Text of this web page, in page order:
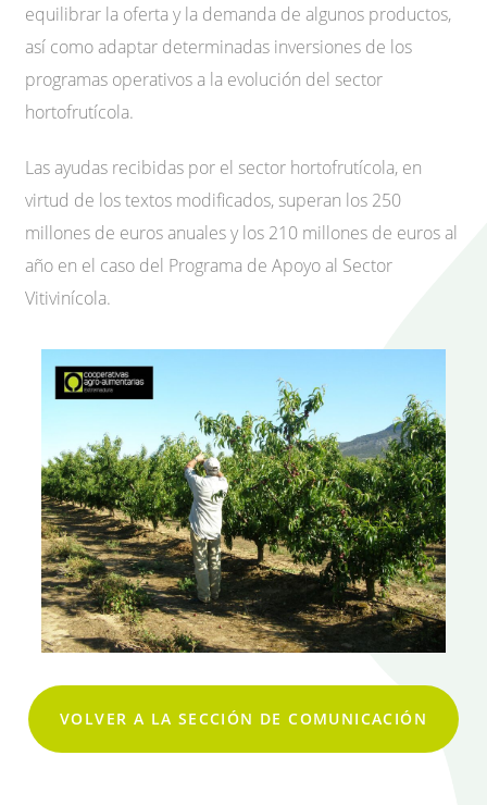
equilibrar la oferta y la demanda de algunos productos,
así como adaptar determinadas inversiones de los
programas operativos a la evolución del sector
hortofrutícola.
Las ayudas recibidas por el sector hortofrutícola, en
virtud de los textos modificados, superan los 250
millones de euros anuales y los 210 millones de euros al
año en el caso del Programa de Apoyo al Sector
Vitivinícola.
VOLVER A LA SECCIÓN DE COMUNICACIÓN